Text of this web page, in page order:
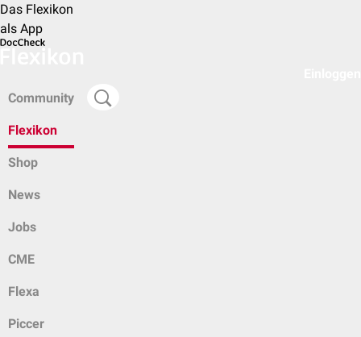
Das Flexikon
als App
Community
Flexikon
Shop
News
Jobs
CME
Flexa
Piccer